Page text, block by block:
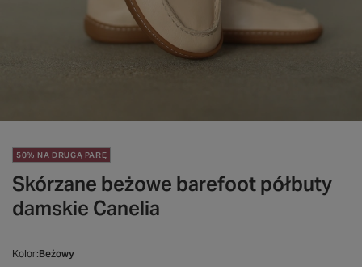
50% NA DRUGĄ PARĘ
Skórzane beżowe barefoot półbuty
damskie Canelia
Kolor Beżowy